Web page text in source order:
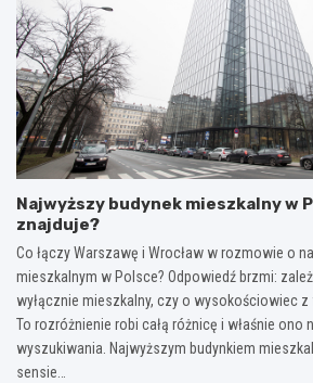
Najwyższy budynek mieszkalny w
znajduje?
Co łączy Warszawę i Wrocław w rozmowie o
mieszkalnym w Polsce? Odpowiedź brzmi:
wyłącznie mieszkalny, czy o wysokościowiec
To rozróżnienie robi całą różnicę i właśnie ono
wyszukiwania. Najwyższym budynkiem
sensie…